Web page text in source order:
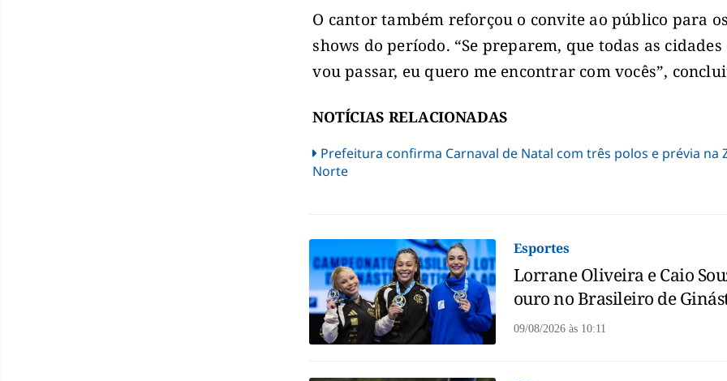
O cantor também reforçou o convite ao público para os
shows do período. “Se preparem, que todas as cidades
vou passar, eu quero me encontrar com vocês”,
NOTÍCIAS RELACIONADAS
Prefeitura confirma Carnaval de Natal com três polos e prévia na
Norte
Esportes
Lorrane Oliveira e Caio
ouro no Brasileiro de
09/08/2026 às10:11